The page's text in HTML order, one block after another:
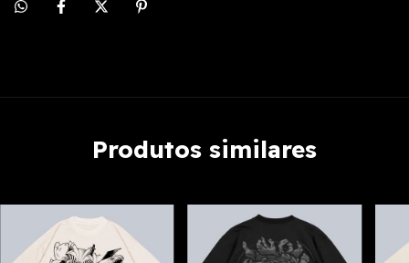
Produtos similares